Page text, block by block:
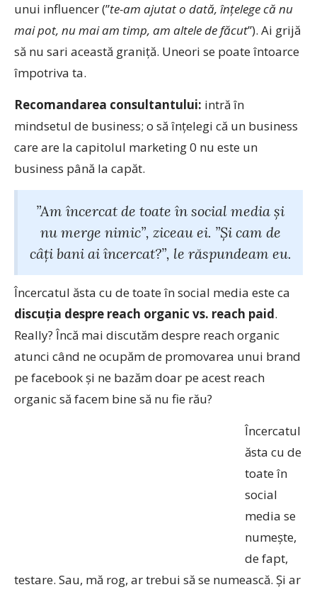
unui influencer (”te-am ajutat o dată, înțelege că nu
mai pot, nu mai am timp, am altele de făcut”). Ai grijă
să nu sari această graniță. Uneori se poate întoarce
împotriva ta.
Recomandarea consultantului: intră în
mindsetul de business; o să înțelegi că un business
care are la capitolul marketing 0 nu este un
business până la capăt.
”Am încercat de toate în social media și
nu merge nimic”, ziceau ei. ”Și cam de
câți bani ai încercat?”, le răspundeam eu.
Încercatul ăsta cu de toate în social media este ca
discuția despre reach organic vs. reach paid.
Really? Încă mai discutăm despre reach organic
atunci când ne ocupăm de promovarea unui brand
pe facebook și ne bazăm doar pe acest reach
organic să facem bine să nu fie rău?
Încercatul
ăsta cu de
toate în
social
media se
numește,
de fapt,
testare. Sau, mă rog, ar trebui să se numească. Și ar